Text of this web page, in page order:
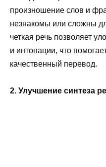
произношение слов и
незнакомы или сложны
четкая речь позволяет
и интонации, что
качественный перевод.
2. Улучшение синтеза